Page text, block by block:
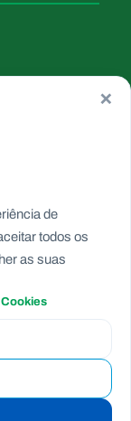
×
de
todos os
as suas